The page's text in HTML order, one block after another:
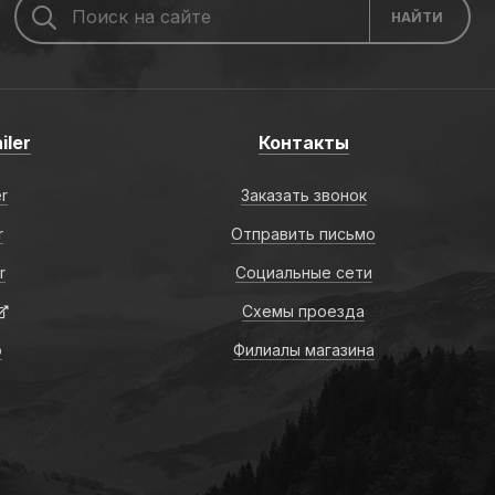
Контакты
Заказать звонок
Отправить письмо
Социальные сети
Схемы проезда
Филиалы магазина